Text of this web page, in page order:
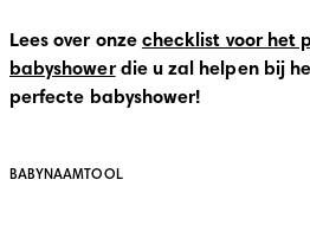
Lees over onze checklist voor het
babyshower die u zal helpen bij
BABYNAAMTOOL